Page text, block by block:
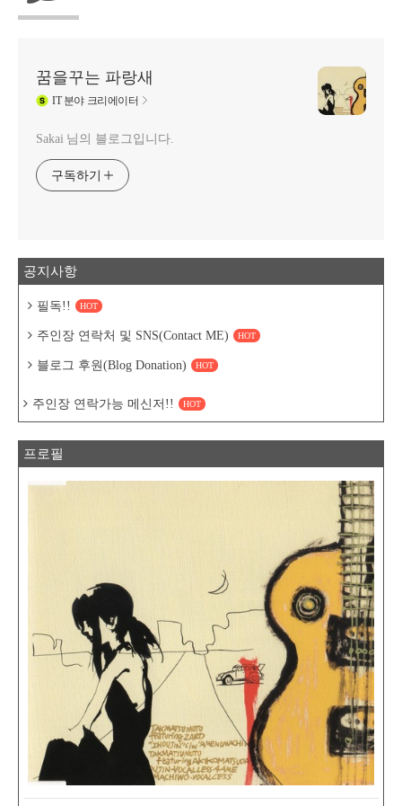
꿈을꾸는 파랑새
IT분야 크리에이터
Sakai 님의 블로그입니다.
구독하기
공지사항
필독!! HOT
주인장 연락처 및 SNS(Contact ME) HOT
블로그 후원(Blog Donation) HOT
주인장 연락가능 메신저!! HOT
프로필